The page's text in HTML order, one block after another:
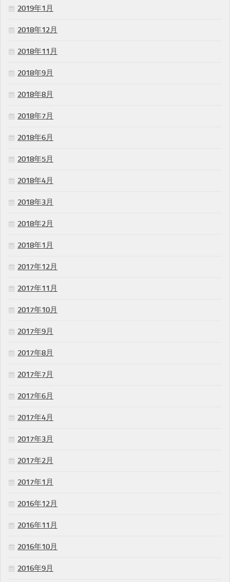
2019年1月
2018年12月
2018年11月
2018年9月
2018年8月
2018年7月
2018年6月
2018年5月
2018年4月
2018年3月
2018年2月
2018年1月
2017年12月
2017年11月
2017年10月
2017年9月
2017年8月
2017年7月
2017年6月
2017年4月
2017年3月
2017年2月
2017年1月
2016年12月
2016年11月
2016年10月
2016年9月